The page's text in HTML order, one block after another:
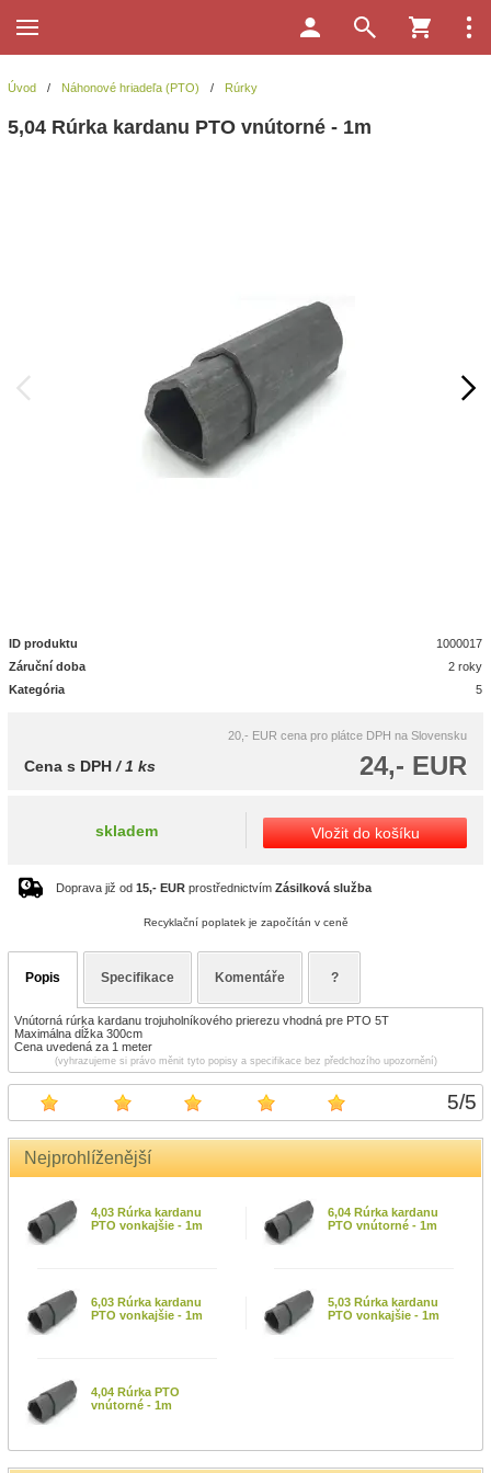
5/5
Nejprohlíženější
4,03 Rúrka kardanu
PTO vonkajšie - 1m
6,04 Rúrka kardanu
PTO vnútorné - 1m
6,03 Rúrka kardanu
PTO vonkajšie - 1m
5,03 Rúrka kardanu
PTO vonkajšie - 1m
4,04 Rúrka PTO
vnútorné - 1m
Úvod / Náhonové hriadeľa (PTO) / Rúrky
5,04 Rúrka kardanu PTO vnútorné - 1m
ID produktu
1000017
Záruční doba
2 roky
Kategória
5
20,- EUR cena pro plátce DPH na Slovensku
24,- EUR
Cena s DPH / 1 ks
skladem Vložit do košíku
Doprava již od 15,- EUR prostřednictvím Zásilková služba
Recyklační poplatek je započítán v ceně
Popis Specifikace Komentáře ?
Vnútorná rúrka kardanu trojuholníkového prierezu vhodná pre PTO 5T
Maximálna dĺžka 300cm
Cena uvedená za 1 meter
(vyhrazujeme si právo měnit tyto popisy a specifikace bez předchozího upozornění)